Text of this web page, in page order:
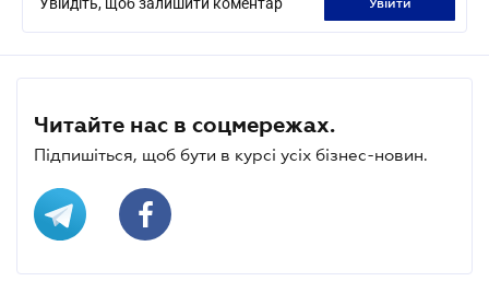
Читайте нас в соцмережах.
Підпишіться, щоб бути в курсі усіх бізнес-новин.